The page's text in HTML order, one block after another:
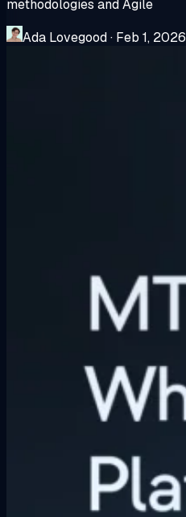
methodologies and Agile
Ada Lovegood· Feb 1, 2026